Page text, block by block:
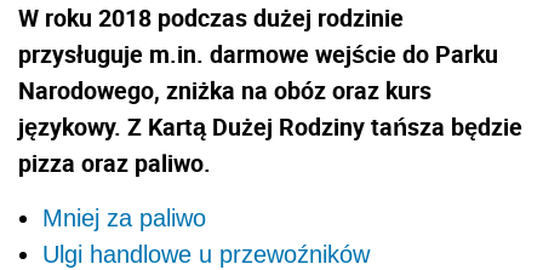
W roku 2018 podczas dużej rodzinie
przysługuje m.in. darmowe wejście do Parku
Narodowego, zniżka na obóz oraz kurs
językowy. Z Kartą Dużej Rodziny tańsza będzie
pizza oraz paliwo.
Mniej za paliwo
Ulgi handlowe u przewoźników